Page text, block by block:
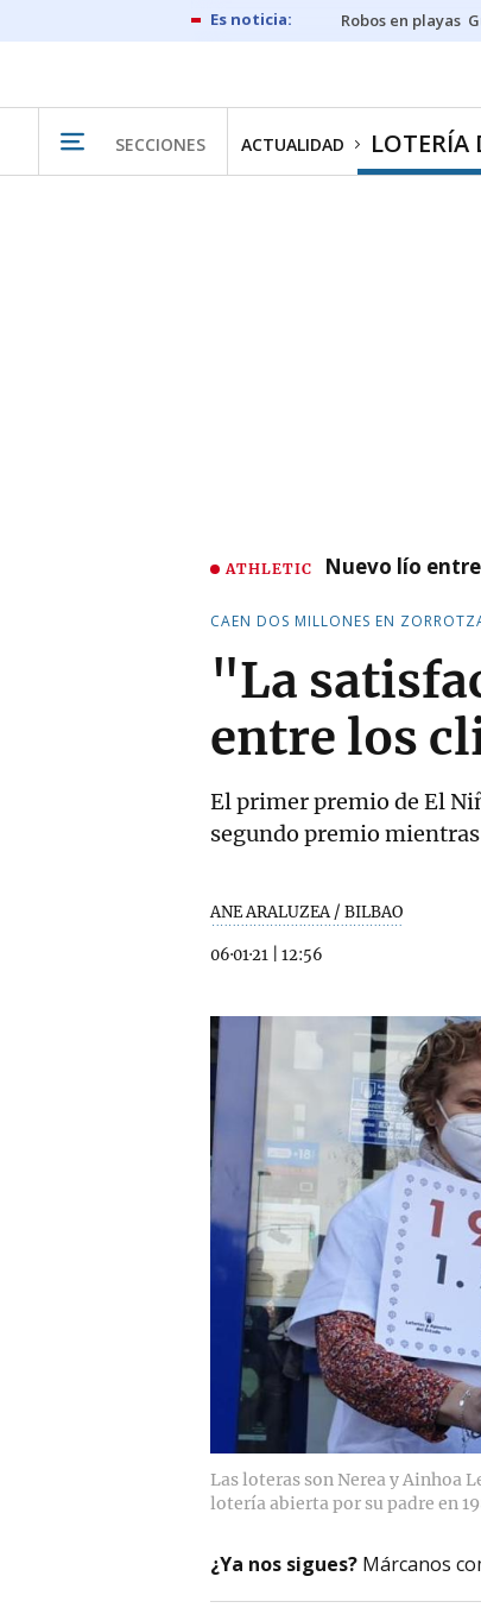
Robos en playas
SECCIONES ACTUALIDAD LOTERÍA
ATHLETIC Nuevo lío
CAEN DOS MILLONES EN
"La
entre los
El primer premio de El
segundo premio
ANE ARALUZEA / BILBAO
06·01·21 12:56
Las loteras son Nerea y Ainhoa
lotería abierta por su padre en
¿Ya nos sigues? Márcanos